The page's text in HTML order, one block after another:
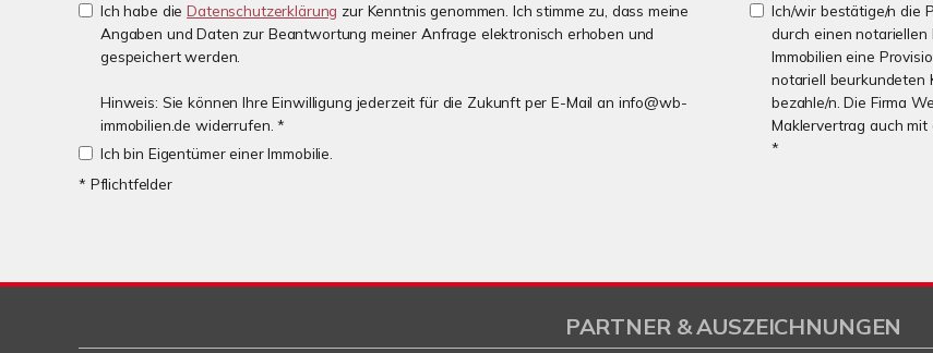
Ich habe dieDatenschutzerklärung zur Kenntnis genommen. Ich stimme zu, dass meine
Angaben und Daten zur Beantwortung meiner Anfrage elektronisch erhoben und
gespeichert werden.
Hinweis: Sie können Ihre Einwilligung jederzeit für die Zukunft per E-Mail an info@wb-
immobilien.de widerrufen. *
Ich bin Eigentümer einer Immobilie.
Ich/wir bestätige/n die
durch einen notariellen
Immobilien eine
notariell beurkundeten
bezahle/n. Die Firma
Maklervertrag auch mit
*
* Pflichtfelder
PARTNER & AUSZEICHNUNGEN